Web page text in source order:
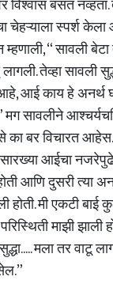
विश्वास बसत
स्पर्श केला
म्हणाली, “ सावली
तेव्हा सावली
आई काय हे
मग सावलीने
का बर विचारत
सारख्या आईचा
आणि दुसरी त्या
होती. मी एकटी
माझी झाली
मला तर वाटू